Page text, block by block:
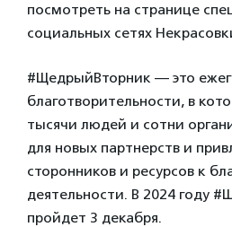
посмотреть на странице
социальных сетях
#ЩедрыйВторник — это
благотворительности, в
тысячи людей и сотни
для новых партнерств и
сторонников и ресурсов к
деятельности. В 2024 году
пройдет 3 декабря.